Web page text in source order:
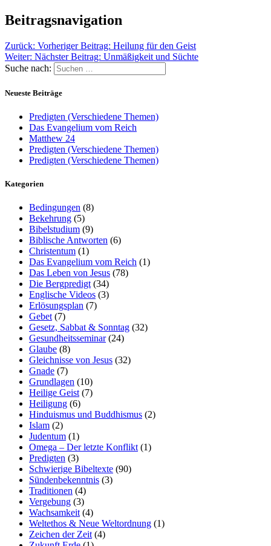
Beitragsnavigation
Zurück: Vorheriger Beitrag: Heilung für den Geist
Weiter: Nächster Beitrag: Unmäßigkeit und Süchte
Suche nach:
Neueste Beiträge
Predigten (Verschiedene Themen)
Das Evangelium vom Reich
Matthew 24
Predigten (Verschiedene Themen)
Predigten (Verschiedene Themen)
Kategorien
Bedingungen (8)
Bekehrung (5)
Bibelstudium (9)
Biblische Antworten (6)
Christentum (1)
Das Evangelium vom Reich (1)
Das Leben von Jesus (78)
Die Bergpredigt (34)
Englische Videos (3)
Erlösungsplan (7)
Gebet (7)
Gesetz, Sabbat & Sonntag (32)
Gesundheitsseminar(24)
Glaube (8)
Gleichnisse von Jesus (32)
Gnade (7)
Grundlagen (10)
Heilige Geist (7)
Heiligung (6)
Hinduismus und Buddhismus (2)
Islam (2)
Judentum (1)
Omega – Der letzte Konflikt (1)
Predigten (3)
Schwierige Bibeltexte (90)
Sündenbekenntnis (3)
Traditionen (4)
Vergebung (3)
Wachsamkeit (4)
Weltethos & Neue Weltordnung (1)
Zeichen der Zeit (4)